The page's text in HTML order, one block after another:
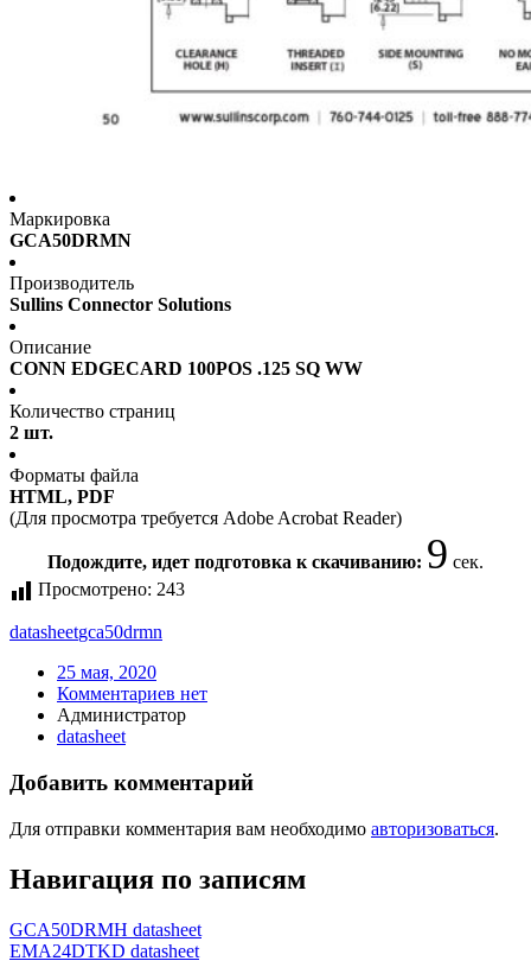
Маркировка
GCA50DRMN
Производитель
Sullins Connector Solutions
Описание
CONN EDGECARD 100POS .125 SQ WW
Количество страниц
2 шт.
Форматы файла
HTML, PDF
(Для просмотра требуется Adobe Acrobat Reader)
Подождите, идет подготовка к скачиванию: 8 сек.
Просмотрено: 243
datasheetgca50drmn
25 мая, 2020
Комментариев нет
Администратор
datasheet
Добавить комментарий
Для отправки комментария вам необходимо авторизоваться.
Навигация по записям
GCA50DRMH datasheet
EMA24DTKD datasheet